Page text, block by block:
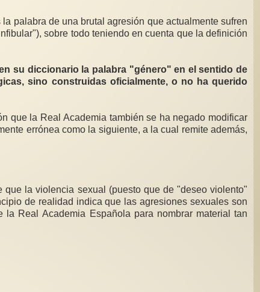
palabra de una brutal agresión que actualmente sufren
sobre todo teniendo en cuenta que la definición
su diccionario la palabra "género" en el sentido de
sino construidas oficialmente, o no ha querido
que la Real Academia también se ha negado modificar
errónea como la siguiente, a la cual remite además,
la violencia sexual (puesto que de "deseo violento"
de realidad indica que las agresiones sexuales son
Real Academia Española para nombrar material tan